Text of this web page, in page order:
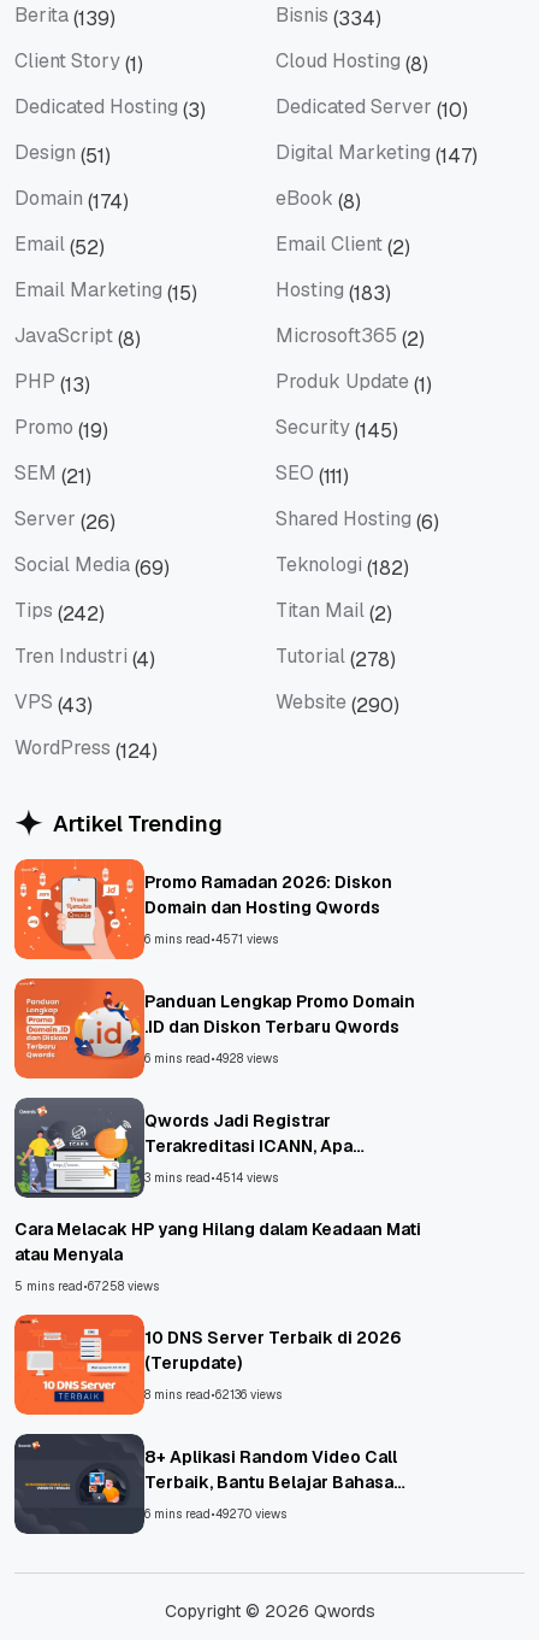
Berita(139) Bisnis (334)
Client Story(1) Cloud Hosting (8)
Dedicated Hosting (3) Dedicated Server (10)
Design (51) Digital Marketing (147)
Domain (174) eBook (8)
Email(52) Email Client(2)
Email Marketing (15) Hosting (183)
JavaScript(8) Microsoft365 (2)
PHP (13) Produk Update (1)
Promo (19) Security(145)
SEM (21) SEO (111)
Server (26) Shared Hosting (6)
Social Media(69) Teknologi (182)
Tips (242) Titan Mail(2)
Tren Industri (4) Tutorial(278)
VPS (43) Website (290)
WordPress (124)
Artikel Trending
Promo Ramadan 2026: Diskon
Domain dan Hosting Qwords
6 mins read•4571 views
Panduan Lengkap Promo Domain
.ID dan Diskon Terbaru Qwords
6 mins read•4928 views
Qwords Jadi Registrar
Terakreditasi ICANN, Apa
Untungnya?
3 mins read•4514 views
Cara Melacak HP yang Hilang dalam Keadaan Mati
atau Menyala
5 mins read•67258 views
10 DNS Server Terbaik di 2026
(Terupdate)
8 mins read•62136 views
8+ Aplikasi Random Video Call
Terbaik, Bantu Belajar Bahasa
Asing!
6 mins read•49270 views
Copyright © 2026 Qwords